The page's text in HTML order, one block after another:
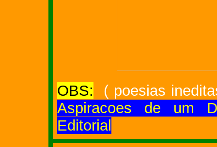
OBS:
( poesias
Aspiracoes de um
Editorial